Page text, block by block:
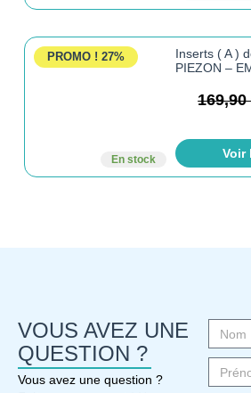
PROMO ! 27%
En stock
Inserts ( A )
PIEZON –
169,90
Voir
VOUS AVEZ UNE
QUESTION ?
Vous avez une question ?